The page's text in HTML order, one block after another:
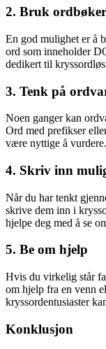
2. Bruk
En god mulighet er å
ord som inneholder
dedikert til
3. Tenk på
Noen ganger kan
Ord med prefikser
være nyttige å vurdere.
4. Skriv inn
Når du har tenkt
skrive dem inn i
hjelpe deg med å se
5. Be om hjelp
Hvis du virkelig står
om hjelp fra en venn
kryssordentusiaster
Konklusjon